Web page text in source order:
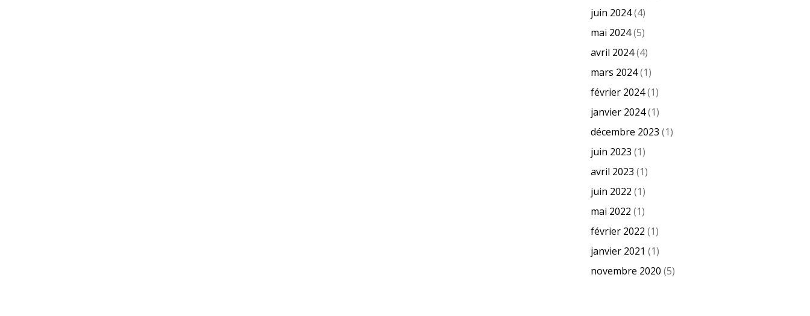
juin 2024(4)
mai 2024(5)
avril 2024(4)
mars 2024(1)
février 2024(1)
janvier 2024(1)
décembre 2023 (1)
juin 2023 (1)
avril 2023 (1)
juin 2022 (1)
mai 2022 (1)
février 2022 (1)
janvier 2021 (1)
novembre 2020 (5)